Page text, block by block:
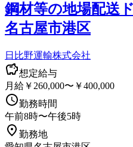
鋼材等の地場配送
名古屋市港区
日比野運輸株式会社
想定給与
月給￥260,000〜￥400,000
勤務時間
午前8時〜午後5時
勤務地